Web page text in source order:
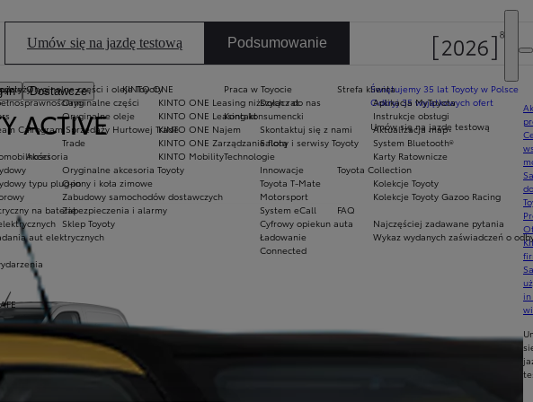
in
Dostawcze
Świętujemy 35 lat Toyoty w Polsce
Odkryj 35 wyjątkowych ofert
Umów się na jazdę testową
Car
typu plug-in
na baterię
aut elektrycznych
Praca w Toyocie
Dołącz do nas
Kontakt
Skontaktuj się z nami
Salony i serwisy Toyoty
Technologie
Innowacje
Toyota T-Mate
Motorsport
System eCall
Cyfrowy opiekun auta
Ładowanie
Connected
KINTO ONE
KINTO ONE Leasing niższych rat
KINTO ONE Leasing konsumencki
KINTO ONE Najem
KINTO ONE Zarządzanie flotą
KINTO Mobility
Oryginalne części i oleje Toyoty
Oryginalne części
Oryginalne oleje
Program Sprzedaży Hurtowej Trade
Trade
Akcesoria
Oryginalne akcesoria Toyoty
Opony i koła zimowe
Zabudowy samochodów dostawczych
Zabezpieczenia i alarmy
Sklep Toyoty
Strefa klienta
Aplikacja MyToyota
Instrukcje obsługi
Aktualizacja map
System Bluetooth®
Karty Ratownicze
Toyota Collection
Kolekcje Toyoty
Kolekcje Toyoty Gazoo Racing
FAQ
Najczęściej zadawane pytania
Wykaz wydanych zaświadczeń o
Umów się na jazdę testową Podsumowanie
ACTIVE